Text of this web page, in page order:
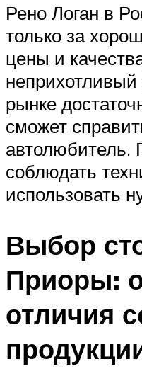
Рено Логан в
только за
цены и
рынке
сможет
автолюбитель.
соблюдать
использовать
Выбор
Приоры:
отличия